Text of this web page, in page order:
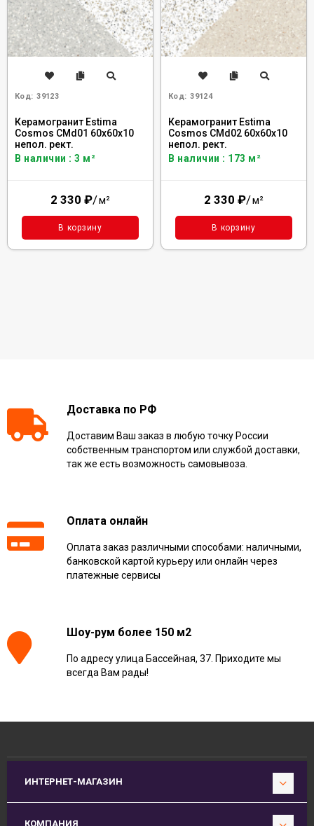
Код: 39123
Керамогранит Estima
Cosmos CMd01 60x60x10
непол. рект.
В наличии : 3 м²
2 330 ₽/м²
В корзину
Код: 39124
Керамогранит Estima
Cosmos CMd02 60x60x10
непол. рект.
В наличии : 173 м²
2 330 ₽/м²
В корзину
Доставка по РФ
Доставим Ваш заказ в любую точку России
собственным транспортом или службой доставки,
так же есть возможность самовывоза.
Оплата онлайн
Оплата заказ различными способами: наличными,
банковской картой курьеру или онлайн через
платежные сервисы
Шоу-рум более 150 м2
По адресу улица Бассейная, 37. Приходите мы
всегда Вам рады!
ИНТЕРНЕТ-МАГАЗИН
КОМПАНИЯ